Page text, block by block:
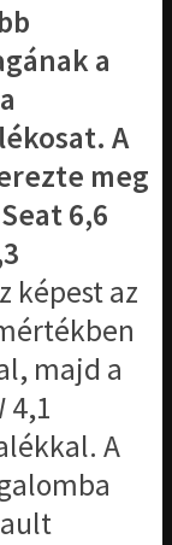
a
A
meg
6,6
képest az
majd a
4,1
A